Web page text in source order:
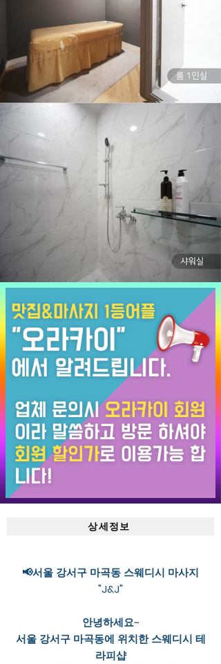
상세정보
📢서울 강서구 마곡동 스웨디시 마사지
"J&J"
안녕하세요~
서울 강서구 마곡동에 위치한 스웨디시 테
라피샵